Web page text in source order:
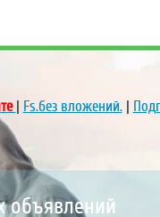
| Fs.без вложений.|